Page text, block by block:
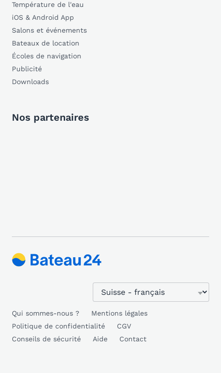
Température de l'eau
iOS & Android App
Salons et événements
Bateaux de location
Écoles de navigation
Publicité
Downloads
Nos partenaires
Qui sommes-nous ?
Mentions légales
Politique de confidentialité
CGV
Conseils de sécurité
Aide Contact